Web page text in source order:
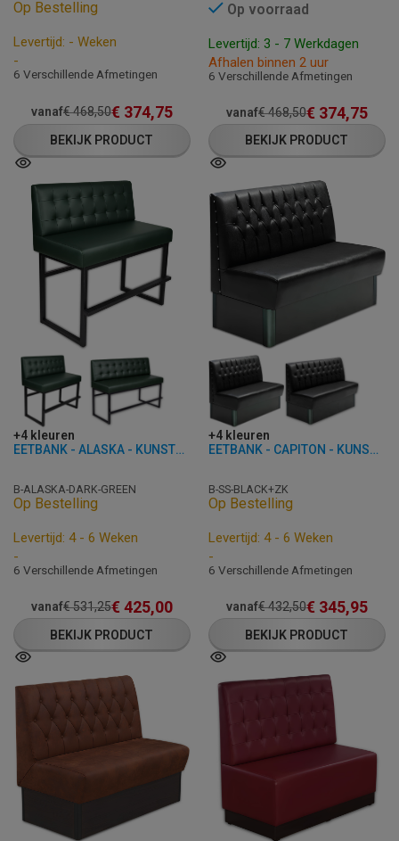
Op Bestelling
Levertijd: - Weken
-
6 Verschillende Afmetingen
vanaf€468,50€ 374,75
BEKIJK PRODUCT
Op voorraad
Levertijd: 3 - 7 Werkdagen
Afhalen binnen 2 uur
6 Verschillende Afmetingen
vanaf€468,50€ 374,75
BEKIJK PRODUCT
+4 kleuren
EETBANK - ALASKA - KUNSTLEER
B-ALASKA-DARK-GREEN
Op Bestelling
Levertijd: 4 - 6 Weken
-
6 Verschillende Afmetingen
vanaf€531,25€ 425,00
BEKIJK PRODUCT
+4 kleuren
EETBANK - CAPITON - KUNSTLEER
B-SS-BLACK+ZK
Op Bestelling
Levertijd: 4 - 6 Weken
-
6 Verschillende Afmetingen
vanaf€432,50€ 345,95
BEKIJK PRODUCT